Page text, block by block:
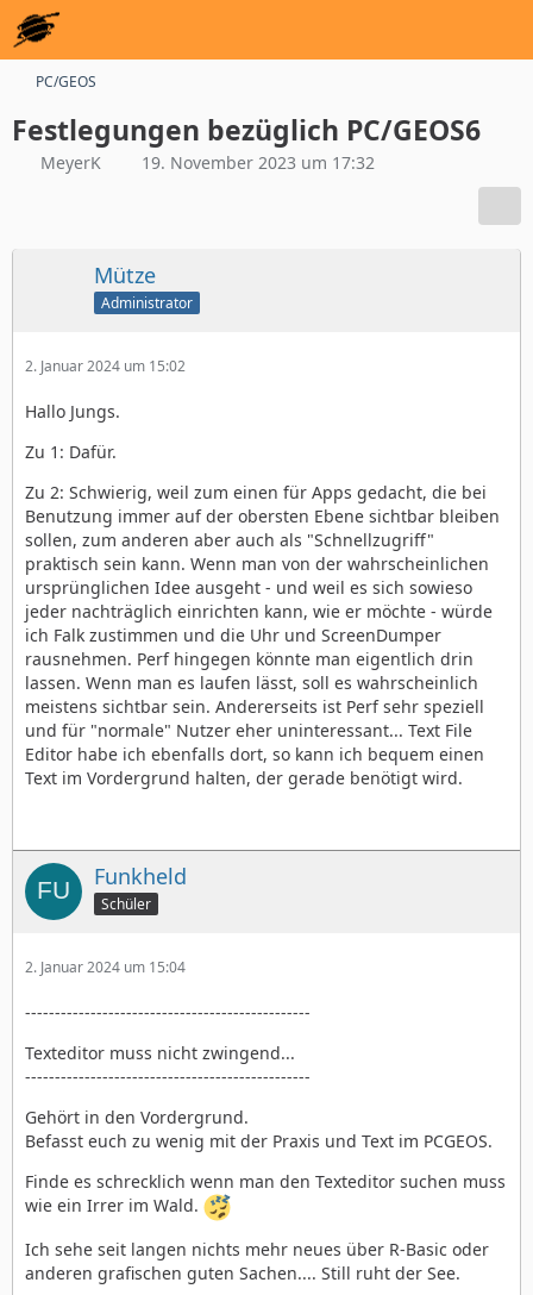
PC/GEOS
Festlegungen bezüglich PC/GEOS6
MeyerK 19. November 2023 um 17:32
Mütze
Administrator
2. Januar 2024 um 15:02
Hallo Jungs.
Zu 1: Dafür.
Zu 2: Schwierig, weil zum einen für Apps gedacht, die bei
Benutzung immer auf der obersten Ebene sichtbar bleiben
sollen, zum anderen aber auch als "Schnellzugriff"
praktisch sein kann. Wenn man von der wahrscheinlichen
ursprünglichen Idee ausgeht - und weil es sich sowieso
jeder nachträglich einrichten kann, wie er möchte - würde
ich Falk zustimmen und die Uhr und ScreenDumper
rausnehmen. Perf hingegen könnte man eigentlich drin
lassen. Wenn man es laufen lässt, soll es wahrscheinlich
meistens sichtbar sein. Andererseits ist Perf sehr speziell
und für "normale" Nutzer eher uninteressant... Text File
Editor habe ich ebenfalls dort, so kann ich bequem einen
Text im Vordergrund halten, der gerade benötigt wird.
Funkheld
Schüler
2. Januar 2024 um 15:04
------------------------------------------------
Texteditor muss nicht zwingend...
------------------------------------------------
Gehört in den Vordergrund.
Befasst euch zu wenig mit der Praxis und Text im PCGEOS.
Finde es schrecklich wenn man den Texteditor suchen muss
wie ein Irrer im Wald.
Ich sehe seit langen nichts mehr neues über R-Basic oder
anderen grafischen guten Sachen.... Still ruht der See.